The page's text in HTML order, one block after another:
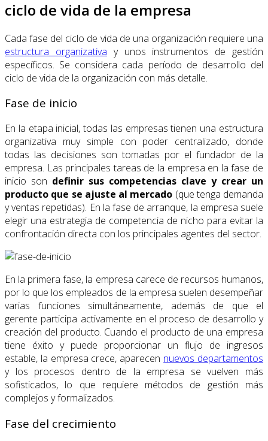
ciclo de vida de la empresa
Cada fase del ciclo de vida de una organización requiere una
estructura organizativa y unos instrumentos de gestión
específicos. Se considera cada período de desarrollo del
ciclo de vida de la organización con más detalle.
Fase de inicio
En la etapa inicial, todas las empresas tienen una estructura
organizativa muy simple con poder centralizado, donde
todas las decisiones son tomadas por el fundador de la
empresa. Las principales tareas de la empresa en la fase de
inicio son definir sus competencias clave y crear un
producto que se ajuste al mercado (que tenga demanda
y ventas repetidas). En la fase de arranque, la empresa suele
elegir una estrategia de competencia de nicho para evitar la
confrontación directa con los principales agentes del sector.
En la primera fase, la empresa carece de recursos humanos,
por lo que los empleados de la empresa suelen desempeñar
varias funciones simultáneamente, además de que el
gerente participa activamente en el proceso de desarrollo y
creación del producto. Cuando el producto de una empresa
tiene éxito y puede proporcionar un flujo de ingresos
estable, la empresa crece, aparecen nuevos departamentos
y los procesos dentro de la empresa se vuelven más
sofisticados, lo que requiere métodos de gestión más
complejos y formalizados.
Fase del crecimiento